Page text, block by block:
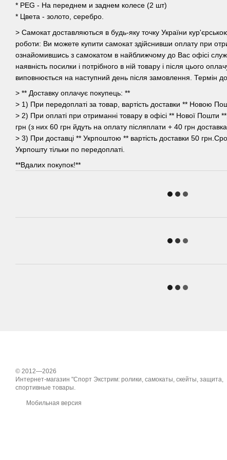
* PEG - На переднем и заднем колесе (2 шт)
* Цвета - золото, серебро.
> Самокат доставляються в будь-яку точку України
роботи: Ви можете купити самокат здійснивши оплату при
ознайомившись з самокатом в найближчому до Вас офісі
наявність посилки і потрібного в ній товару і після цього
виповнюється на наступний день після замовлення. Термін
> ** Доставку оплачує покупець: **
> 1) При передоплаті за товар, вартість доставки ** Новою
> 2) При оплаті при отриманні товару в офісі ** Нової Пошти
грн (з них 60 грн йдуть на оплату післяплати + 40 грн
> 3) При доставці ** Укрпоштою ** вартість доставки 50
Укрпошту тільки по передоплаті.
**Вдалих покупок!**
© 2012—2026
Интернет-магазин "Спорт Экстрим: ролики, самокаты, скейты, защита,
спортивные товары.
Мобильная версия